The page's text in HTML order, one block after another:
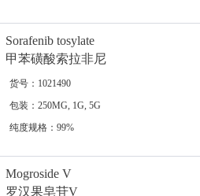
Sorafenib tosylate
甲苯磺酸索拉非尼
货号：1021490
包装：250MG, 1G, 5G
纯度规格：99%
Mogroside V
罗汉果皂苷V